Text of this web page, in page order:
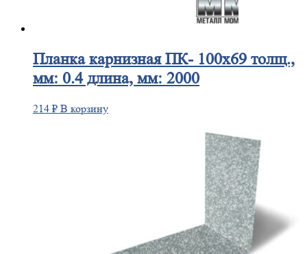
Планкакарнизная ПК- 100х69 толщ.,
мм: 0.4 длина, мм: 2000
214 ₽ В корзину